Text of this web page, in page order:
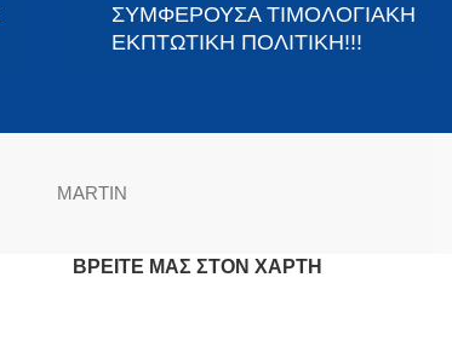
ΣΥΜΦΕΡΟΥΣΑ ΤΙΜΟΛΟΓΙΑΚΗ
ΕΚΠΤΩΤΙΚΗ ΠΟΛΙΤΙΚΗ!!!
MARTIN
ΒΡΕΊΤΕ ΜΑΣ ΣΤΟΝ ΧΆΡΤΗ